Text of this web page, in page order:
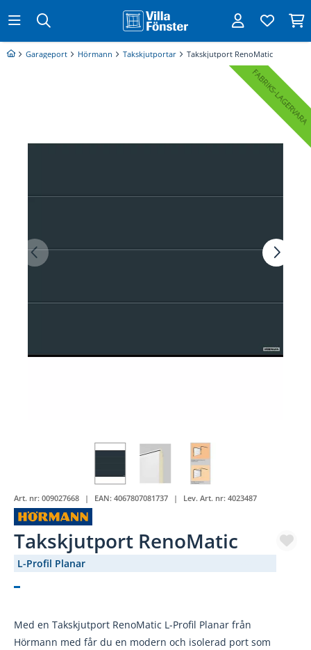
Garageport Hörmann Takskjutportar Takskjutport RenoMatic
FABRIKS
LAGERVARA
Art. nr: 009027668 EAN: 4067807081737 Lev. Art. nr: 4023487
Takskjutport RenoMatic
L-Profil Planar
Med en Takskjutport RenoMatic L-Profil Planar från
Hörmann med får du en modern och isolerad port som